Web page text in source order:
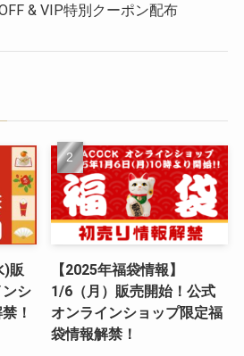
& VIP特別クーポン配布
)販
シ
！
【2025年福袋情報】
1/6（月）販売開始！公式
オンラインショップ限定福
袋情報解禁！